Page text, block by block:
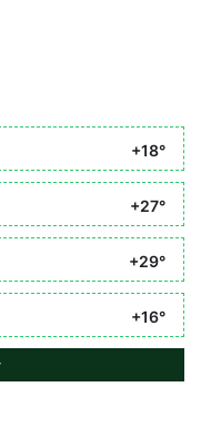
+18°
+27°
+29°
+16°